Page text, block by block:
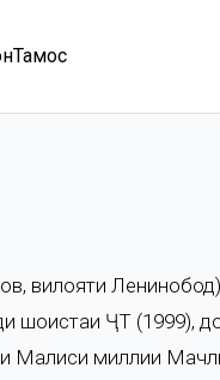
Тамос
вилояти
шоистаи ҶТ (1999),
Маҷлиси миллии